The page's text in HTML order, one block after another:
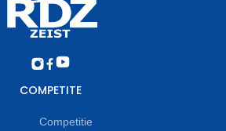
COMPETITE
Competitie